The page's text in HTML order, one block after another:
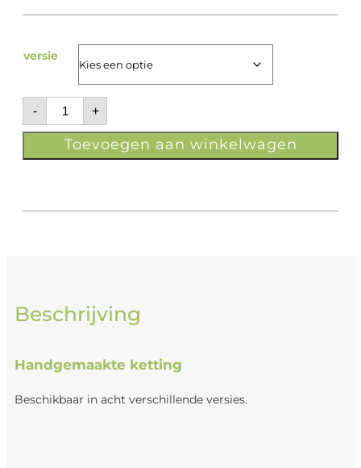
versie
- +
Toevoegen aan winkelwagen
Beschrijving
Handgemaakte ketting
Beschikbaar in acht verschillende versies.